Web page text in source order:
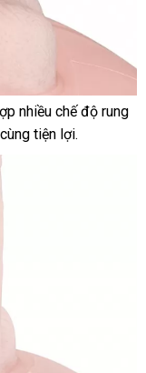
nhiều chế độ rung
tiện lợi.